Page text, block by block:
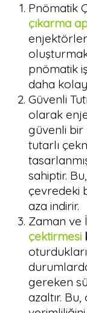
Pnömatik
çıkarma
pnömatik
daha
Güvenli
olarak
güvenli bir
tutarlı
sahiptir.
çevredeki
aza indirir.
Zaman ve
çektirmesi
gereken
azaltır.